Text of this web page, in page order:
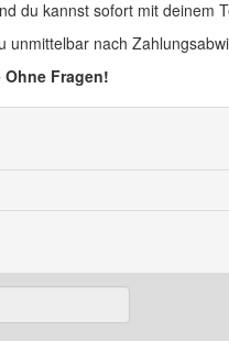
du kannst sofort mit deinem
unmittelbar nach
Ohne Fragen!